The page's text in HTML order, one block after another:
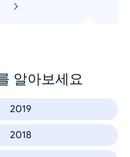
알아보세요
2019
2018